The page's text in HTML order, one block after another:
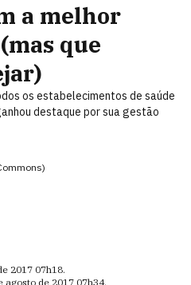
a melhor
que
os estabelecimentos de saúde
destaque por sua gestão
2017 07h18.
agosto de 2017 07h34.